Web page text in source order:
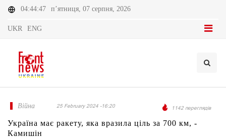
04:44:47 п’ятниця, 07 серпня, 2026
UKR ENG
Війна 25 February 2024 -16:20 1142 переглядів
Україна має ракету, яка вразила ціль за 700 км, -
Камишін